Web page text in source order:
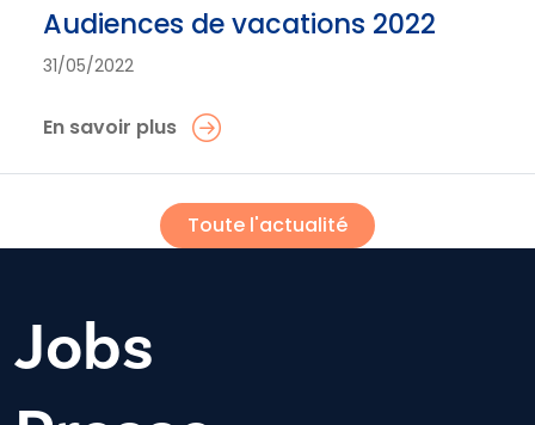
Audiences de vacations 2022
31/05/2022
En savoir plus
Toute l'actualité
Jobs